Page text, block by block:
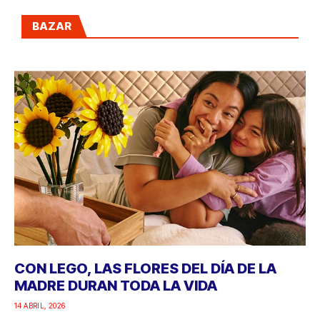
BAZAR
CON LEGO, LAS FLORES DEL DÍA DE LA
MADRE DURAN TODA LA VIDA
14 ABRIL, 2026